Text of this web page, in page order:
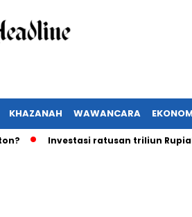
KHAZANAH WAWANCARA
Investasi ratusan triliun Rupiah